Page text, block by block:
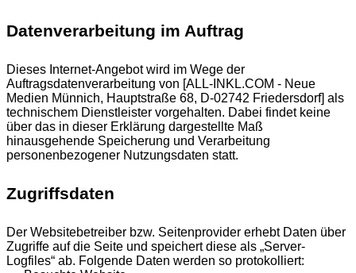
Datenverarbeitung im Auftrag
Dieses Internet-Angebot wird im Wege der
Auftragsdatenverarbeitung von [ALL-INKL.COM - Neue
Medien Münnich, Hauptstraße 68, D-02742 Friedersdorf] als
technischem Dienstleister vorgehalten. Dabei findet keine
über das in dieser Erklärung dargestellte Maß
hinausgehende Speicherung und Verarbeitung
personenbezogener Nutzungsdaten statt.
Zugriffsdaten
Der Websitebetreiber bzw. Seitenprovider erhebt Daten über
Zugriffe auf die Seite und speichert diese als „Server-
Logfiles“ ab. Folgende Daten werden so protokolliert: